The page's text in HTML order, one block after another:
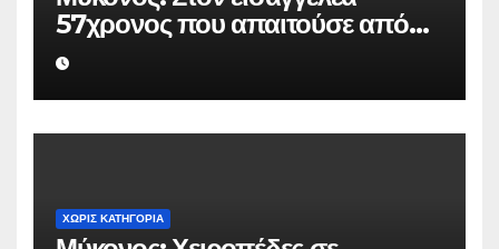
57χρονος που απαιτούσε από
επιχειρηματία 80.000 ευρώ για
να μην κάνει καταγγελίες σε
βάρος του
ΧΩΡΊΣ ΚΑΤΗΓΟΡΊΑ